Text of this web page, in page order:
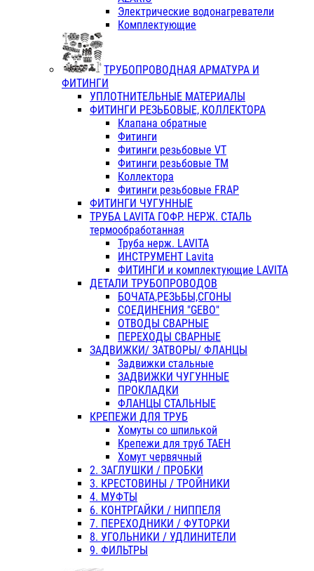
Электрические водонагреватели
Комплектующие
ТРУБОПРОВОДНАЯ АРМАТУРА И
ФИТИНГИ
УПЛОТНИТЕЛЬНЫЕ МАТЕРИАЛЫ
ФИТИНГИ РЕЗЬБОВЫЕ, КОЛЛЕКТОРА
Клапана обратные
Фитинги
Фитинги резьбовые VT
Фитинги резьбовые ТМ
Коллектора
Фитинги резьбовые FRAP
ФИТИНГИ ЧУГУННЫЕ
ТРУБА LAVITA ГОФР. НЕРЖ. СТАЛЬ
термообработанная
Труба нерж. LAVITA
ИНСТРУМЕНТ Lavita
ФИТИНГИ и комплектующие LAVITA
ДЕТАЛИ ТРУБОПРОВОДОВ
БОЧАТА,РЕЗЬБЫ,СГОНЫ
СОЕДИНЕНИЯ "GEBO"
ОТВОДЫ СВАРНЫЕ
ПЕРЕХОДЫ СВАРНЫЕ
ЗАДВИЖКИ/ ЗАТВОРЫ/ ФЛАНЦЫ
Задвижки стальные
ЗАДВИЖКИ ЧУГУННЫЕ
ПРОКЛАДКИ
ФЛАНЦЫ СТАЛЬНЫЕ
КРЕПЕЖИ ДЛЯ ТРУБ
Хомуты со шпилькой
Крепежи для труб ТАЕН
Хомут червячный
2. ЗАГЛУШКИ / ПРОБКИ
3. КРЕСТОВИНЫ / ТРОЙНИКИ
4. МУФТЫ
6. КОНТРГАЙКИ / НИППЕЛЯ
7. ПЕРЕХОДНИКИ / ФУТОРКИ
8. УГОЛЬНИКИ / УДЛИНИТЕЛИ
9. ФИЛЬТРЫ